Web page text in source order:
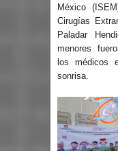
México
Cirugías
Paladar
menores
los médicos
sonrisa.